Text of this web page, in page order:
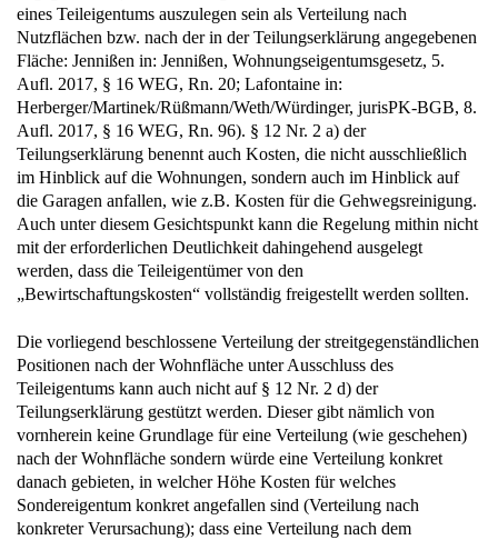
eines Teileigentums auszulegen sein als Verteilung nach
Nutzflächen bzw. nach der in der Teilungserklärung angegebenen
Fläche: Jennißen in: Jennißen, Wohnungseigentumsgesetz, 5.
Aufl. 2017, § 16 WEG, Rn. 20; Lafontaine in:
Herberger/Martinek/Rüßmann/Weth/Würdinger, jurisPK-BGB, 8.
Aufl. 2017, § 16 WEG, Rn. 96). § 12 Nr. 2 a) der
Teilungserklärung benennt auch Kosten, die nicht ausschließlich
im Hinblick auf die Wohnungen, sondern auch im Hinblick auf
die Garagen anfallen, wie z.B. Kosten für die Gehwegsreinigung.
Auch unter diesem Gesichtspunkt kann die Regelung mithin nicht
mit der erforderlichen Deutlichkeit dahingehend ausgelegt
werden, dass die Teileigentümer von den
„Bewirtschaftungskosten“ vollständig freigestellt werden sollten.
Die vorliegend beschlossene Verteilung der streitgegenständlichen
Positionen nach der Wohnfläche unter Ausschluss des
Teileigentums kann auch nicht auf § 12 Nr. 2 d) der
Teilungserklärung gestützt werden. Dieser gibt nämlich von
vornherein keine Grundlage für eine Verteilung (wie geschehen)
nach der Wohnfläche sondern würde eine Verteilung konkret
danach gebieten, in welcher Höhe Kosten für welches
Sondereigentum konkret angefallen sind (Verteilung nach
konkreter Verursachung); dass eine Verteilung nach dem